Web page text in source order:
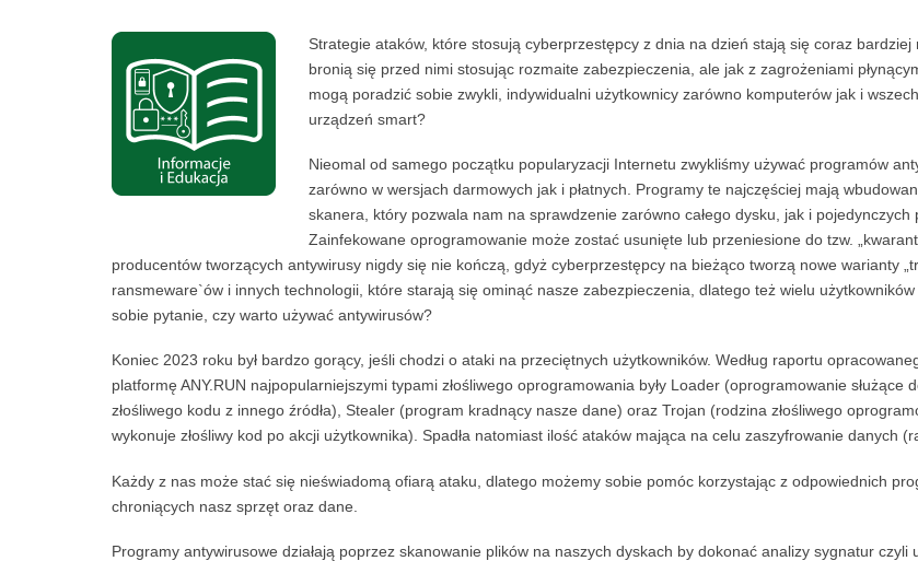
Strategie ataków, które stosują cyberprzestępcy z dnia na dzień stają się coraz bardziej
bronią się przed nimi stosując rozmaite zabezpieczenia, ale jak z zagrożeniami
mogą poradzić sobie zwykli, indywidualni użytkownicy zarówno komputerów jak i
urządzeń smart?
Nieomal od samego początku popularyzacji Internetu zwykliśmy używać programów
zarówno w wersjach darmowych jak i płatnych. Programy te najczęściej mają
skanera, który pozwala nam na sprawdzenie zarówno całego dysku, jak i pojedynczych
Zainfekowane oprogramowanie może zostać usunięte lub przeniesione do tzw.
producentów tworzących antywirusy nigdy się nie kończą, gdyż cyberprzestępcy na bieżąco tworzą nowe warianty
ransmeware`ów i innych technologii, które starają się ominąć nasze zabezpieczenia, dlatego też wielu użytkowników
sobie pytanie, czy warto używać antywirusów?
Koniec 2023 roku był bardzo gorący, jeśli chodzi o ataki na przeciętnych użytkowników. Według raportu
platformę ANY.RUN najpopularniejszymi typami złośliwego oprogramowania były Loader (oprogramowanie służące
złośliwego kodu z innego źródła), Stealer (program kradnący nasze dane) oraz Trojan (rodzina złośliwego
wykonuje złośliwy kod po akcji użytkownika). Spadła natomiast ilość ataków mająca na celu zaszyfrowanie danych
Każdy z nas może stać się nieświadomą ofiarą ataku, dlatego możemy sobie pomóc korzystając z odpowiednich
chroniących nasz sprzęt oraz dane.
Programy antywirusowe działają poprzez skanowanie plików na naszych dyskach by dokonać analizy sygnatur czyli